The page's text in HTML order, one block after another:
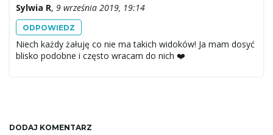
Sylwia R, 9 września 2019, 19:14
ODPOWIEDZ
Niech każdy żałuję co nie ma takich widoków! Ja mam dosyć
blisko podobne i często wracam do nich ❤️
DODAJ KOMENTARZ